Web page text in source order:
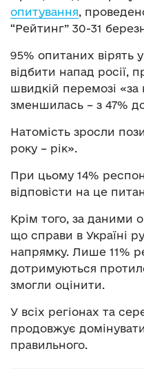
опитування,
“Рейтинг” 30-31
95% опитаних вірять
відбити напад росії,
швидкій перемозі «за
зменшилась – з 47%
Натомість зросли
року – рік».
При цьому 14%
відповісти на це
Крім того, за даними
що справи в Україні
напрямку. Лише 11%
дотримуються
змогли оцінити.
У всіх регіонах та
продовжує
правильного.